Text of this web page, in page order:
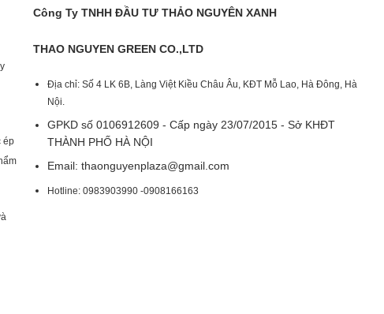
ép
Công Ty TNHH ĐẦU TƯ THẢO NGUYÊN XANH
THAO NGUYEN GREEN CO.,LTD
Địa chỉ: Số 4 LK 6B, Làng Việt Kiều Châu Âu, KĐT Mỗ Lao, Hà Đông, Hà
Nội.
GPKD số 0106912609 - Cấp ngày 23/07/2015 - Sở KHĐT
THÀNH PHỐ HÀ NỘI
Email:thaonguyenplaza@gmail.com
Hotline: 0983903990 -0908166163